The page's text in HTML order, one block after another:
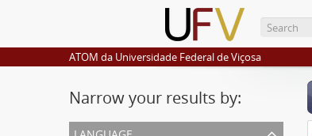
ATOM da Universidade Federal de Viçosa
Narrow your results by: